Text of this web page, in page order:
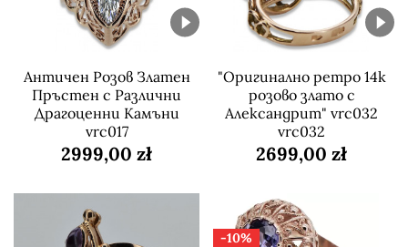
Античен Розов Златен
Пръстен с Различни
Драгоценни Камъни
vrc017
2999,00 zł
"Оригинално ретро 14k
розово злато с
Александрит" vrc032
vrc032
2699,00 zł
-10%